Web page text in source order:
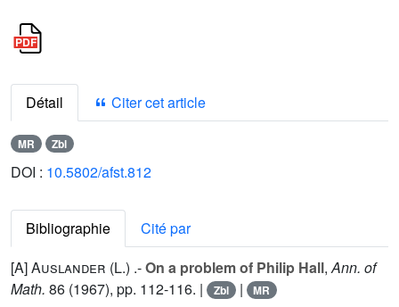
Détail Citer cet article
MR Zbl
DOI : 10.5802/afst.812
Bibliographie
Cité par
[A]Auslander (L.) .-On a problem of Philip Hall,Ann. of
Math. 86 (1967), pp. 112-116. | Zbl | MR